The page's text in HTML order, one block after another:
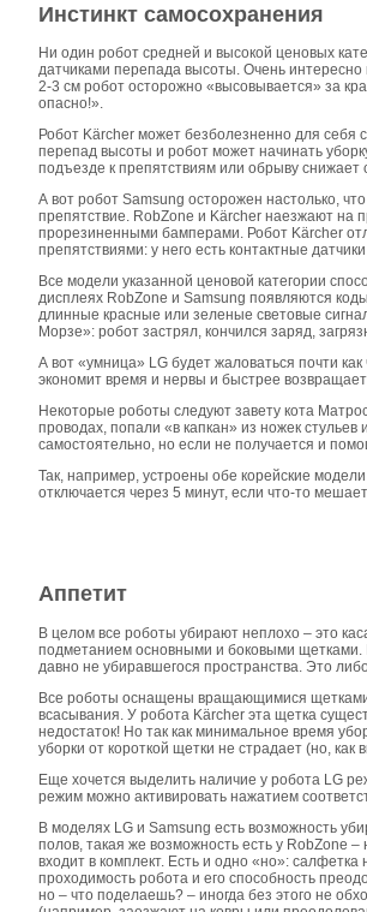
Инстинкт самосохранения
Ни один робот средней и высокой ценовых
датчиками перепада высоты. Очень интересно
2-3 см робот осторожно «высовывается» за
опасно!».
Робот Kärcher может безболезненно для себя
перепад высоты и робот может начинать
подъезде к препятствиям или обрыву снижает
А вот робот Samsung осторожен настолько,
препятствие. RobZone и Kärcher наезжают на
прорезиненными бамперами. Робот Kärcher
препятствиями: у него есть контактные
Все модели указанной ценовой категории
дисплеях RobZone и Samsung появляются
длинные красные или зеленые световые
Морзе»: робот застрял, кончился заряд,
А вот «умница» LG будет жаловаться почти
экономит время и нервы и быстрее
Некоторые роботы следуют завету кота
проводах, попали «в капкан» из ножек
самостоятельно, но если не получается и
Так, например, устроены обе корейские
отключается через 5 минут, если что-то
Аппетит
В целом все роботы убирают неплохо – это
подметанием основными и боковыми щетками.
давно не убиравшегося пространства. Это
Все роботы оснащены вращающимися щетками
всасывания. У робота Kärcher эта щетка
недостаток! Но так как минимальное время
уборки от короткой щетки не страдает (но,
Еще хочется выделить наличие у робота LG
режим можно активировать нажатием
В моделях LG и Samsung есть возможность
полов, такая же возможность есть у RobZone
входит в комплект. Есть и одно «но»:
проходимость робота и его способность
но – что поделаешь? – иногда без этого не